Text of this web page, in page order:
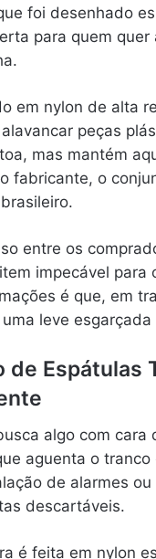
foi desenhado
para quem
em nylon de alta
peças
mas mantém
fabricante, o
entre os
impecável para
é que, em
leve
de Espátulas
algo com cara
aguenta o
de alarmes
descartáveis.
é feita em nylon